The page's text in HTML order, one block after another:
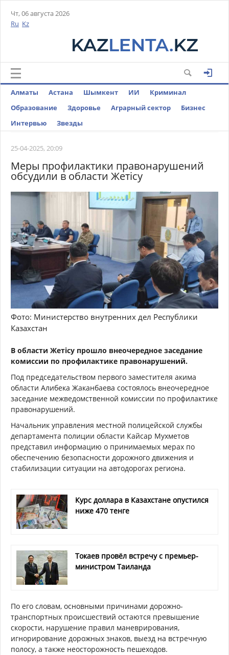
Чт, 06 августа 2026
Ru Kz
Алматы Астана Шымкент ИИ
Криминал
Образование
Здоровье Аграрный сектор
Бизнес
Интервью
Звезды
25-04-2025, 20:09
Меры профилактики правонарушений
обсудили в области Жетісу
Фото: Министерство внутренних дел Республики
Казахстан
В области Жетісу прошло внеочередное заседание
комиссии по профилактике правонарушений.
Под председательством первого заместителя акима
области Алибека Жаканбаева состоялось внеочередное
заседание межведомственной комиссии по профилактике
правонарушений.
Начальник управления местной полицейской службы
департамента полиции области Кайсар Мухметов
представил информацию о принимаемых мерах по
обеспечению безопасности дорожного движения и
стабилизации ситуации на автодорогах региона.
Курс доллара в Казахстане опустился
ниже 470 тенге
Токаев провёл встречу с премьер-
министром Таиланда
По его словам, основными причинами дорожно-
транспортных происшествий остаются превышение
скорости, нарушение правил маневрирования,
игнорирование дорожных знаков, выезд на встречную
полосу, а также неосторожность пешеходов.